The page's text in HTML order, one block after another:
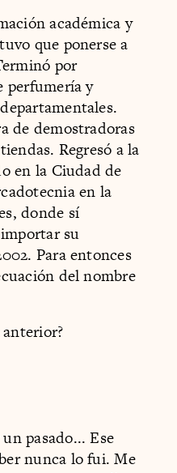
académica y
que ponerse a
por
perfumería y
de demostradoras
Regresó a la
en la Ciudad de
en la
donde sí
su
Para entonces
del nombre
pasado... Ese
nunca lo fui. Me